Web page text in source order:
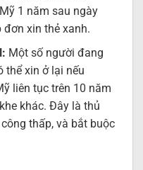
1 năm sau ngày
xin thẻ xanh.
Một số người đang
thể xin ở lại nếu
liên tục trên 10 năm
khác. Đây là thủ
thấp, và bắt buộc